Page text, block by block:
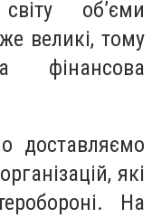
об’єми
великі, тому
фінансова
доставляємо
які
На